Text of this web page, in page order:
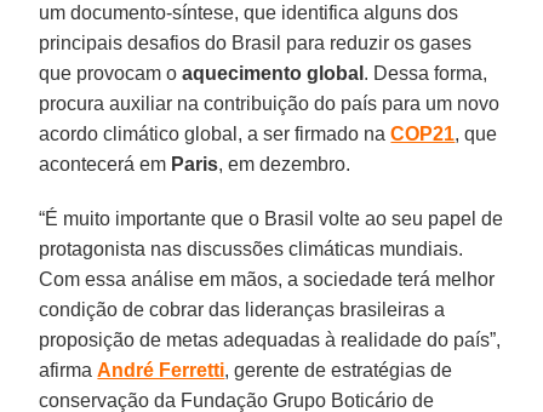
um documento-síntese, que identifica alguns dos
principais desafios do Brasil para reduzir os gases
que provocam oaquecimento global . Dessa forma,
procura auxiliar na contribuição do país para um novo
acordo climático global, a ser firmado naCOP21, que
acontecerá em Paris, em dezembro.
“É muito importante que o Brasil volte ao seu papel de
protagonista nas discussões climáticas mundiais.
Com essa análise em mãos, a sociedade terá melhor
condição de cobrar das lideranças brasileiras a
proposição de metas adequadas à realidade do país”,
afirmaAndré Ferretti, gerente de estratégias de
conservação da Fundação Grupo Boticário de